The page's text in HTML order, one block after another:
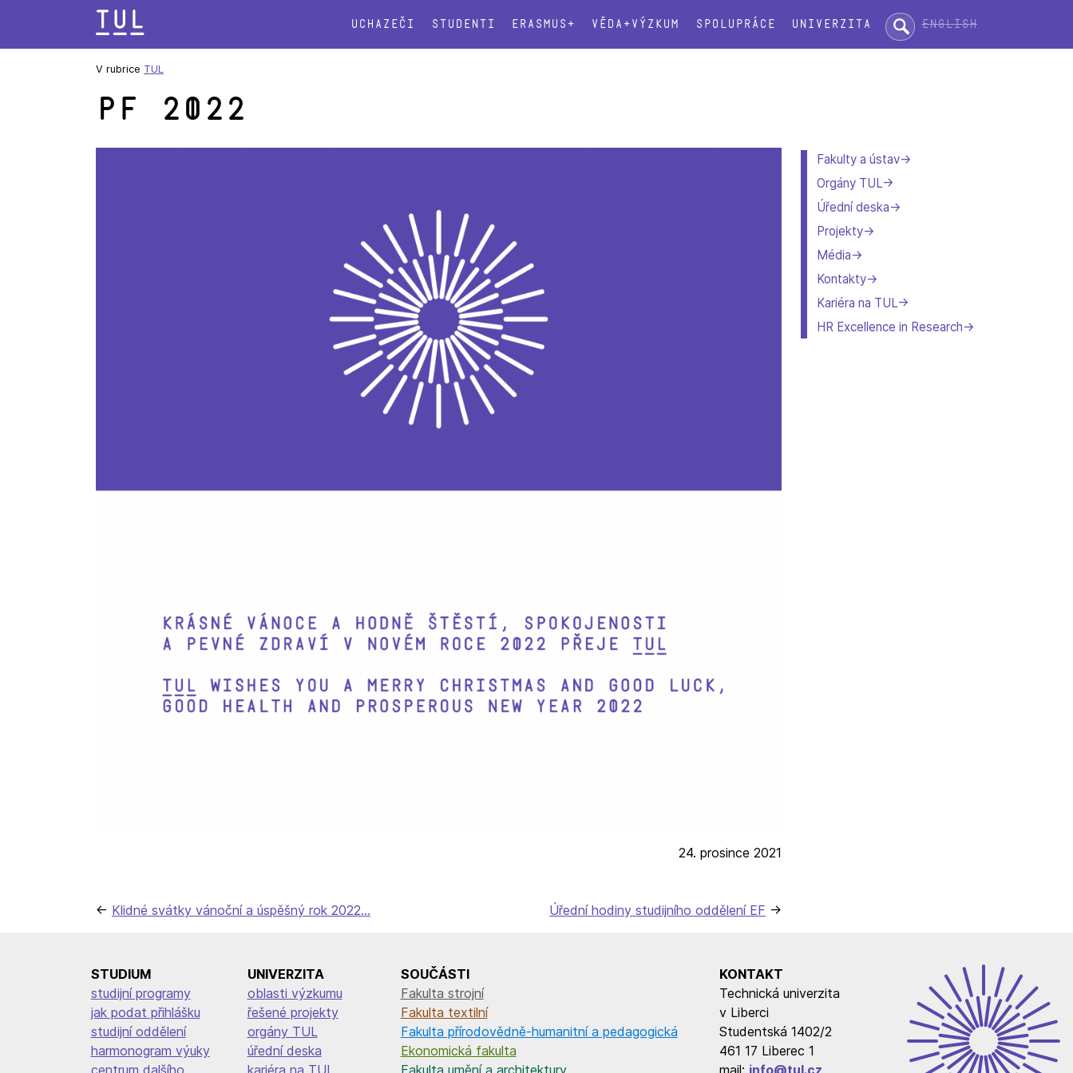
text
Uchazeči Studenti Erasmus+ Věda+výzkum Spolupráce Univerzita Hledat:English
Fakulty a ústav
Orgány TUL
Úřední deska
Projekty
Média
Kontakty
Kariéra na TUL
HR Excellence in Research
V rubrice TUL
PF 2022
24. prosince 2021
Navigace
příspěvek
Klidné svátky vánoční a úspěšný rok 2022… Úřední hodiny studijního oddělení EF
STUDIUM
studijní programy
jak podat přihlášku
studijní oddělení
harmonogram výuky
centrum dalšího
UNIVERZITA
oblasti výzkumu
řešené projekty
orgány TUL
úřední deska
kariéra na TUL
SOUČÁSTI
Fakulta strojní
Fakulta textilní
Fakulta přírodovědně-humanitní a pedagogická
Ekonomická fakulta
Fakulta umění a architektury
KONTAKT
Technická univerzita
v Liberci
Studentská 1402/2
461 17 Liberec 1
mail: info@tul.cz